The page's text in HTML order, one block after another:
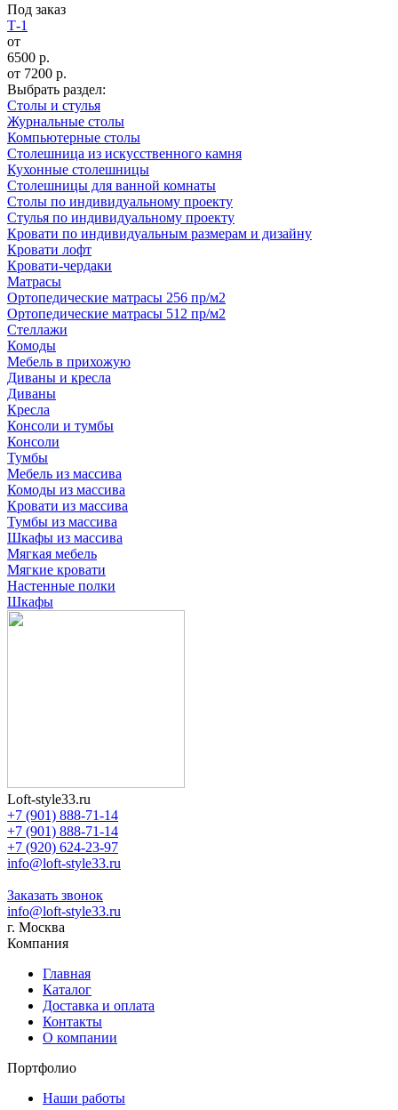
Под заказ
Т-1
от
6500 р.
от 7200 р.
Выбрать раздел:
Cтолы и стулья
Журнальные столы
Компьютерные столы
Столешница из искусственного камня
Кухонные столешницы
Столешницы для ванной комнаты
Столы по индивидуальному проекту
Стулья по индивидуальному проекту
Кровати по индивидуальным размерам и дизайну
Кровати лофт
Кровати-чердаки
Матрасы
Ортопедические матрасы 256 пр/м2
Ортопедические матрасы 512 пр/м2
Стеллажи
Комоды
Мебель в прихожую
Диваны и кресла
Диваны
Кресла
Консоли и тумбы
Консоли
Тумбы
Мебель из массива
Комоды из массива
Кровати из массива
Тумбы из массива
Шкафы из массива
Мягкая мебель
Мягкие кровати
Настенные полки
Шкафы
Loft-style33.ru
+7 (901) 888-71-14
+7 (901) 888-71-14
+7 (920) 624-23-97
info@loft-style33.ru
Заказать звонок
info@loft-style33.ru
г. Москва
Компания
Главная
Каталог
Доставка и оплата
Контакты
О компании
Портфолио
Наши работы